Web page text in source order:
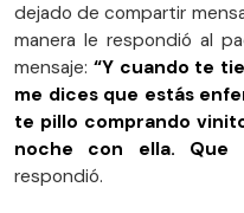
dejado de compartir
manera le respondió al
mensaje: “Y cuando te
me dices que estás
te pillo comprando
noche con ella. Que
respondió.